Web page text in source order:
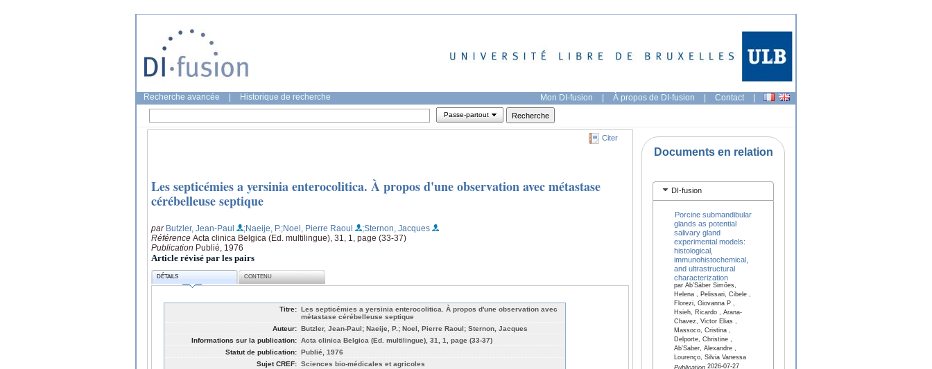
Recherche avancée Historique de recherche Mon DI-fusion | À propos de DI-fusion | Contact |
Passe-partout
Citer
Les septicémies a yersinia enterocolitica. À propos d'une observation avec métastase
cérébelleuse septique
par Butzler, Jean-Paul ;Naeije, P.;Noel, Pierre Raoul
;Sternon, Jacques
Référence Acta clinica Belgica (Ed. multilingue), 31, 1, page (33-37)
Publication Publié, 1976
Article révisé par les pairs
DÉTAILS CONTENU
Titre: Les septicémies a yersinia enterocolitica. À propos d'une observation avec
métastase cérébelleuse septique
Auteur: Butzler, Jean-Paul; Naeije, P.; Noel, Pierre Raoul; Sternon, Jacques
Informations sur la publication: Acta clinica Belgica (Ed. multilingue), 31, 1, page (33-37)
Statut de publication: Publié, 1976
Sujet CREF: Sciences bio-médicales et agricoles
Documents en relation
DI-fusion
Porcine submandibular
glands as potential
salivary gland
experimental models:
histological,
immunohistochemical,
and ultrastructural
characterization
par Ab’Sáber Simões,
Helena , Pelissari, Cibele ,
Florezi, Giovanna P ,
Hsieh, Ricardo , Arana-
Chavez, Victor Elias ,
Massoco, Cristina ,
Delporte, Christine ,
Ab’Saber, Alexandre ,
Lourenço, Silvia Vanessa
2026-07-27